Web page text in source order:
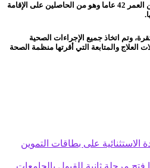
وأوضحت الوزارة أن المريض يبلغ من العمر 42 عاما وهو من الحاصلين على الإقامة
وتم اتخاذ جميع الإجراءات الصحية
العلاج والمتابعة التي أقرتها منظمة الصحة
على بطاقات التموين
فتح مرحلة ثانية للقبول بالجامعات